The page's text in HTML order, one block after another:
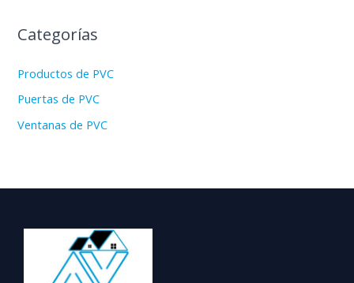
Categorías
Productos de PVC
Puertas de PVC
Ventanas de PVC